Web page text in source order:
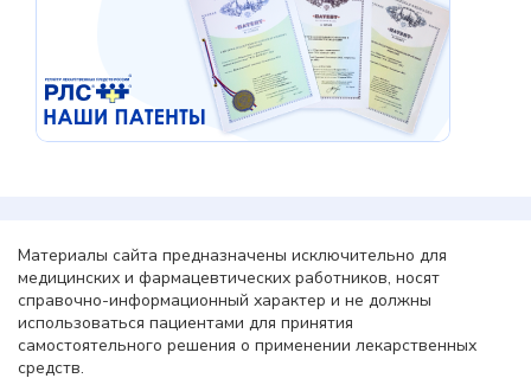
Материалы сайта предназначены исключительно для
медицинских и фармацевтических работников, носят
справочно-информационный характер и не должны
использоваться пациентами для принятия
самостоятельного решения о применении лекарственных
средств.